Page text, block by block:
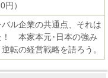
）
ル企業の共通点、それは
！ 本家本元･日本の強み
転の経営戦略を語ろう。